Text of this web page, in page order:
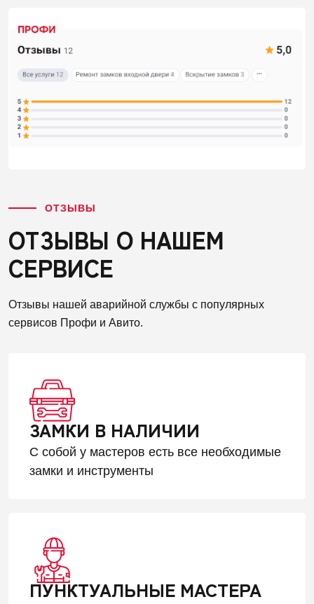
ОТЗЫВЫ
ОТЗЫВЫ О НАШЕМ
СЕРВИСЕ
Отзывы нашей аварийной службы с популярных
сервисов Профи и Авито.
ЗАМКИ В НАЛИЧИИ
С собой у мастеров есть все необходимые
замки и инструменты
ПУНКТУАЛЬНЫЕ МАСТЕРА